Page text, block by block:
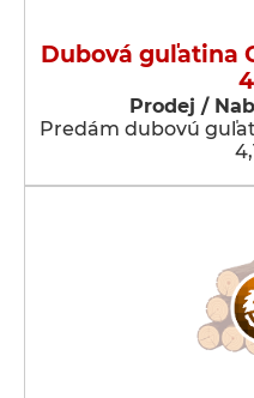
Dubová guľatina
Prodej /
Predám dubovú